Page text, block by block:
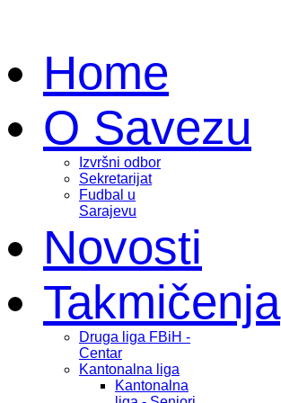
Home
O Savezu
Izvršni odbor
Sekretarijat
Fudbal u
Sarajevu
Novosti
Takmičenja
Druga liga FBiH -
Centar
Kantonalna liga
Kantonalna